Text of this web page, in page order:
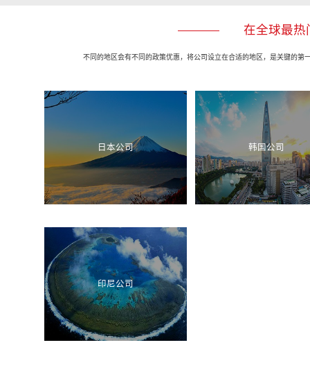
在全球最热
不同的地区会有不同的政策优惠，将公司设立在合适的地区，是关键的
日本公司 韩国公司
印尼公司